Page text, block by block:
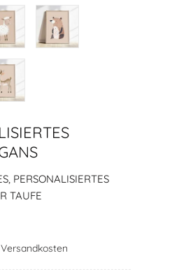
PERSONALISIERTES
TAUFE